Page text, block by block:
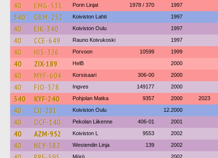
40 EMG-531 Porin Linjat 1978 / 370 1997
340 GBM-252 Koiviston Lahti 1997
40 EIK-340 Koiviston Oulu 1997
40 CCE-649 Rauno Koivukoski 1997
40 HIS-326 Porvoon 10599 1999
40 ZIX-189 HelB 2000
40 MYF-604 Korsisaari 306-00 2000
40 FJO-378 Ingves 149177 2000
340 KYF-240 Pohjolan Matka 9357 2000 2023
40 CIJ-281 Koiviston Oulu 12.2000
40 OCF-140 Pekolan Liikenne 406-01 2001
40 AZM-952 Koiviston L 9553 2002
40 NEY-582 Westendin Linja 139 2002
Mörö 2002